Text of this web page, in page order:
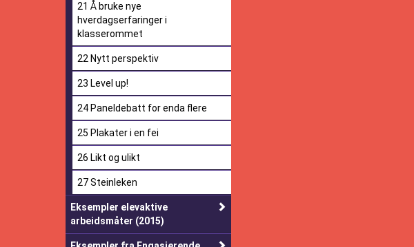
21 Å bruke nye
hverdagserfaringer i
klasserommet
22 Nytt perspektiv
23 Level up!
24 Paneldebatt for enda flere
25 Plakater i en fei
26 Likt og ulikt
27 Steinleken
Eksempler elevaktive
arbeidsmåter (2015)